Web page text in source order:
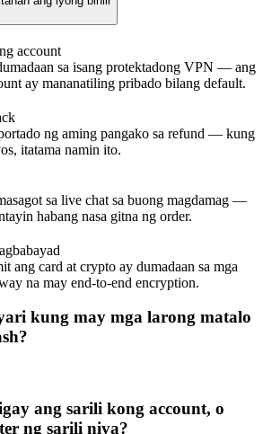
account
sa isang protektadong VPN — ang
ay mananatiling pribado bilang default.
ng aming pangako sa refund — kung
itatama namin ito.
sa live chat sa buong magdamag —
habang nasa gitna ng order.
ang card at crypto ay dumadaan sa mga
na may end-to-end encryption.
kung may mga larong matalo
ang sarili kong account, o
ng sarili niya?